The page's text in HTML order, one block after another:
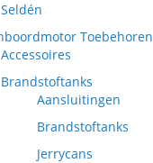
Seldén
Toebehoren
Accessoires
Brandstoftanks
Aansluitingen
Brandstoftanks
Jerrycans